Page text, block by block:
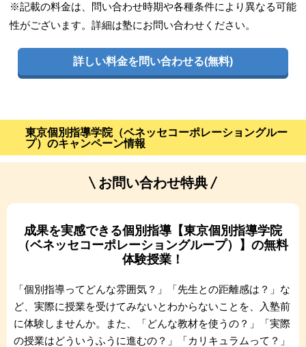
※記載の料金は、問い合わせ時期や各種条件により異なる可能
性がございます。詳細は塾にお問い合わせください。
詳しい料金を問い合わせる(無料)
東京個別指導学院（ベネッセコーポレーショングルー
プ）のキャンペーン情報
お問い合わせ特典
成果を実感できる個別指導【東京個別指導学院
（ベネッセコーポレーショングループ）】の無料
体験授業！
「個別指導ってどんな雰囲気？」「先生との距離感は？」な
ど、実際に授業を受けてみないとわからないことを、入塾前
に体験しませんか。また、「どんな教材を使うの？」「実際
の授業はどういうふうに進むの？」「カリキュラムって？」